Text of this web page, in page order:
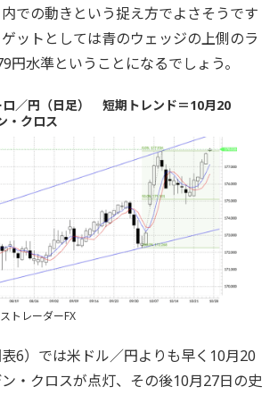
での動きという捉え方でよさそうです
ットとしては青のウェッジの上側のラ
円水準ということになるでしょう。
ロ／円（日足） 短期トレンド＝10月20
・クロス
トレーダーFX
6）では米ドル／円よりも早く10月20
・クロスが点灯、その後10月27日の史